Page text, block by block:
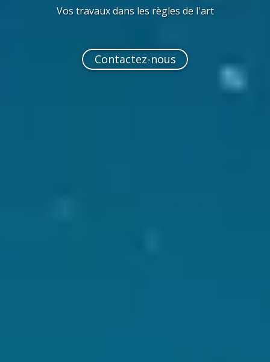
Vos travaux dans les règles de l'art
Contactez-nous